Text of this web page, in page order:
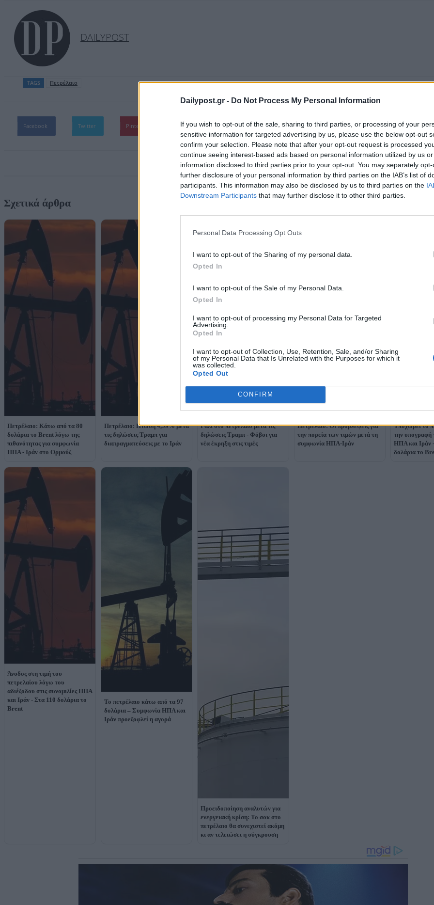
Dailypost.gr - Do Not Process My Personal Information
If you wish to opt-out of the sale, sharing to third parties, or processing of your
sensitive information for targeted advertising by us, please use the below opt-out
confirm your selection. Please note that after your opt-out request is processed
continue seeing interest-based ads based on personal information utilized by us
information disclosed to third parties prior to your opt-out. You may separately
further disclosure of your personal information by third parties on the IAB’s list of
participants. This information may also be disclosed by us to third parties on the
Downstream Participants that may further disclose it to other third parties.
Personal Data Processing Opt Outs
I want to opt-out of the Sharing of my personal data.
Opted In
I want to opt-out of the Sale of my Personal Data.
Opted In
I want to opt-out of processing my Personal Data for Targeted
Advertising.
Opted In
I want to opt-out of Collection, Use, Retention, Sale, and/or Sharing
of my Personal Data that Is Unrelated with the Purposes for which it
was collected.
Opted Out
CONFIRM
DAILYPOST
TAGS Πετρέλαιο
Facebook Twitter Pinterest WhatsApp
Σχετικά άρθρα
Πετρέλαιο: Κάτω από τα 80
δολάρια το Brent λόγω της
πιθανότητας για συμφωνία
ΗΠΑ - Ιράν στο Ορμούζ
Πετρέλαιο: Πτώση 4,59% μετά
τις δηλώσεις Τραμπ για
διαπραγματεύσεις με το Ιράν
Ράλι στο πετρέλαιο μετά τις
δηλώσεις Τραμπ - Φόβοι για
νέα έκρηξη στις τιμές
Πετρέλαιο: Οι προβλέψεις για
την πορεία των τιμών μετά τη
συμφωνία ΗΠΑ-Ιράν
Υποχωρεί το
την υπογραφή
ΗΠΑ και Ιράν
δολάρια το
Άνοδος στη τιμή του
πετρελαίου λόγω του
αδιέξοδου στις συνομιλίες ΗΠΑ
και Ιράν - Στα 110 δολάρια το
Brent
Το πετρέλαιο κάτω από τα 97
δολάρια – Συμφωνία ΗΠΑ και
Ιράν προεξοφλεί η αγορά
Προειδοποίηση αναλυτών για
ενεργειακή κρίση: Το σοκ στο
πετρέλαιο θα συνεχιστεί ακόμη
κι αν τελειώσει η σύγκρουση